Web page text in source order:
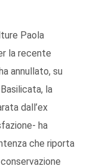
Paola
la recente
annullato, su
la
dall’ex
ha
che riporta